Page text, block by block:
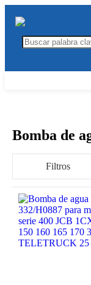
Bomba de
Filtros